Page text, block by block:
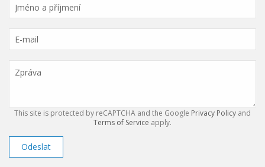
This site is protected by reCAPTCHA and the Google Privacy Policy and
Terms of Service apply.
Odeslat